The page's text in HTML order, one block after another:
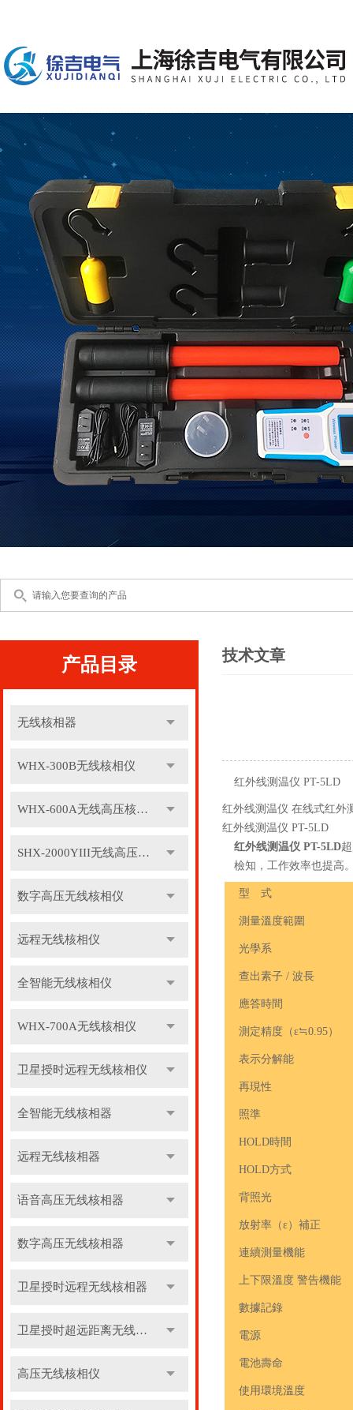
产品目录
无线核相器
WHX-300B无线核相仪
WHX-600A无线高压核相仪
SHX-2000YIII无线高压核相仪
数字高压无线核相仪
远程无线核相仪
全智能无线核相仪
WHX-700A无线核相仪
卫星授时远程无线核相仪
全智能无线核相器
远程无线核相器
语音高压无线核相器
数字高压无线核相器
卫星授时远程无线核相器
卫星授时超远距离无线核相器
高压无线核相仪
技术文章
红外线测温仪 PT-5LD
红外线测温仪 在线式红外
红外线测温仪 PT-5LD
红外线测温仪 PT-5LD
檢知，工作效率也提高
型 式
測量溫度範圍
光學系
查出素子 / 波長
應答時間
測定精度（ε≒0.95）
表示分解能
再現性
照準
HOLD時間
HOLD方式
背照光
放射率（ε）補正
連續測量機能
上下限溫度 警告機能
數據記錄
電源
電池壽命
使用環境溫度